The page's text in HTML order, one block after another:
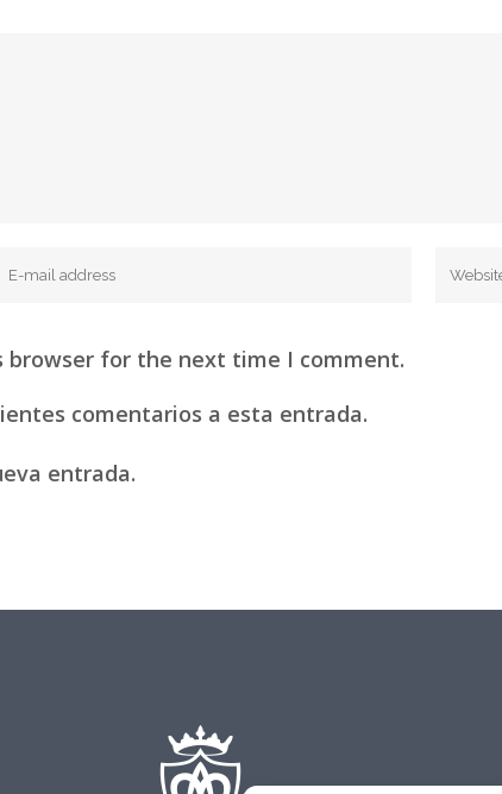
browser for the next time I comment.
comentarios a esta entrada.
entrada.